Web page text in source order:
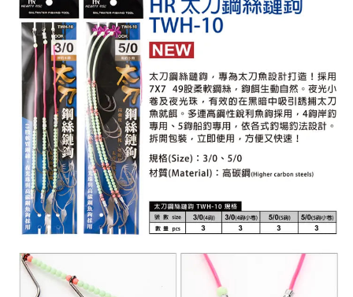
時審查核予不同之上限額度；若仍有額度不足之情形，本公司將視審查結果
請求用戶進行身份認證。
５．嚴禁一人註冊多個帳號或使用他人資訊註冊。若發現惡意使用之情形，
恩沛科技股份有限公司將有權停止該用戶之使用額度並採取法律行動。
每筆NT$200，滿NT$3,000(含以上)免運費
國家/地區配送(**下單前請私訊客服確認實際運費(運費另
計)，訂單才得以成立**)